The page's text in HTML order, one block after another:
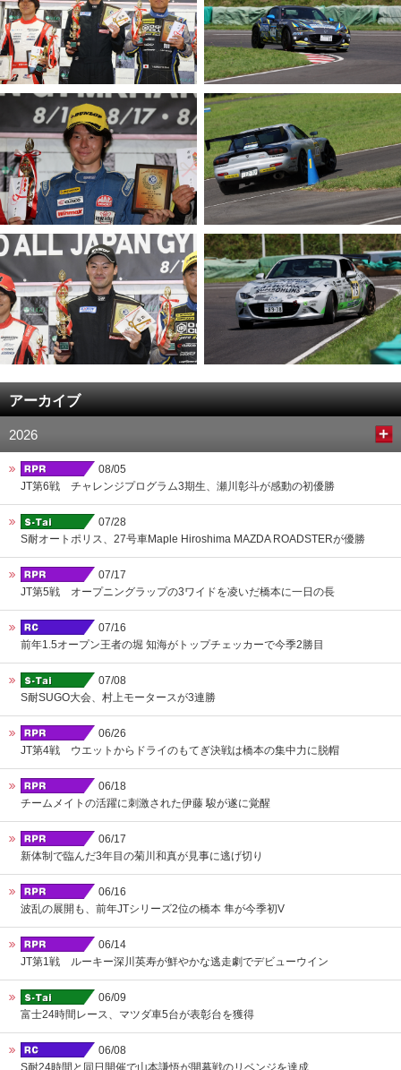
アーカイブ
2026
08/05
JT第6戦 チャレンジプログラム3期生、瀬川彰斗が感動の初優勝
07/28
S耐オートポリス、27号車Maple Hiroshima MAZDA ROADSTERが優勝
07/17
JT第5戦 オープニングラップの3ワイドを凌いだ橋本に一日の長
07/16
前年1.5オープン王者の堀 知海がトップチェッカーで今季2勝目
07/08
S耐SUGO大会、村上モータースが3連勝
06/26
JT第4戦 ウエットからドライのもてぎ決戦は橋本の集中力に脱帽
06/18
チームメイトの活躍に刺激された伊藤 駿が遂に覚醒
06/17
新体制で臨んだ3年目の菊川和真が見事に逃げ切り
06/16
波乱の展開も、前年JTシリーズ2位の橋本 隼が今季初V
06/14
JT第1戦 ルーキー深川英寿が鮮やかな逃走劇でデビューウイン
06/09
富士24時間レース、マツダ車5台が表彰台を獲得
06/08
S耐24時間と同日開催で山本謙悟が開幕戦のリベンジを達成